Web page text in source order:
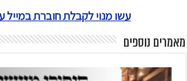
עשו מנוי לקבלת חוברת
מאמרים נוספים